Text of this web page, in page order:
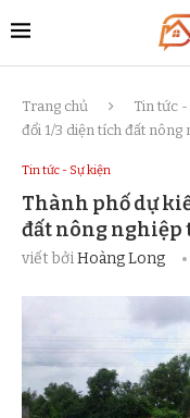
Trang chủ Tin tức -
đổi 1/3 diện tích đất nông
Tin tức - Sự kiện
Thành phố dự
đất nông nghiệp
viết bởiHoàng Long